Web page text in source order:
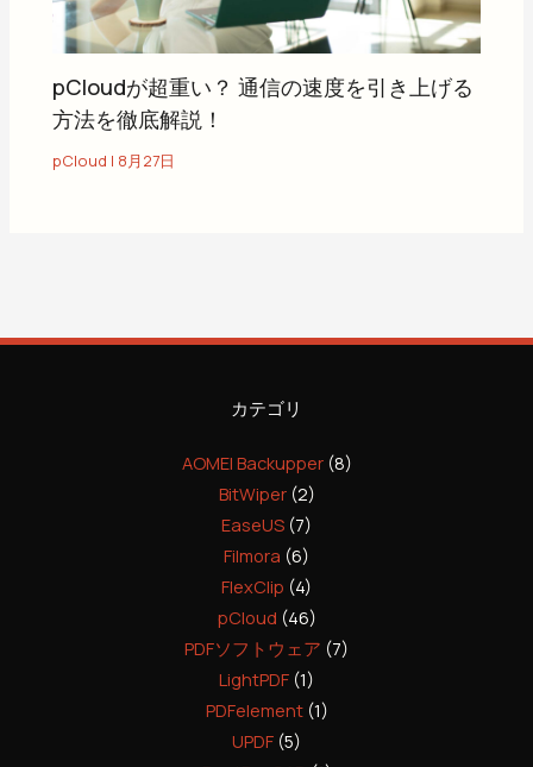
pCloudが超重い？ 通信の速度を引き上げる
方法を徹底解説！
pCloud | 8月27日
カテゴリ
AOMEI Backupper(8)
BitWiper(2)
EaseUS (7)
Filmora (6)
FlexClip (4)
pCloud (46)
PDFソフトウェア (7)
LightPDF (1)
PDFelement(1)
UPDF (5)